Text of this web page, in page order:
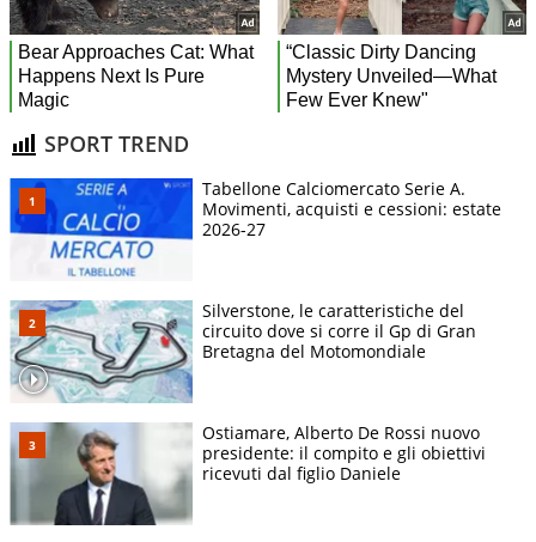
SPORT TREND
Tabellone Calciomercato Serie A.
Movimenti, acquisti e cessioni: estate
2026-27
Silverstone, le caratteristiche del
circuito dove si corre il Gp di Gran
Bretagna del Motomondiale
Ostiamare, Alberto De Rossi nuovo
presidente: il compito e gli obiettivi
ricevuti dal figlio Daniele